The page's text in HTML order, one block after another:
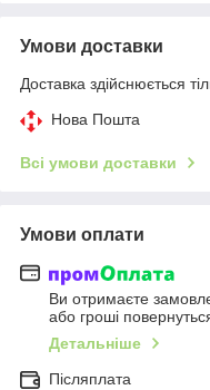
Умови доставки
Доставка здійснюється
Нова Пошта
Всі умови доставки
Умови оплати
Ви отримаєте
або гроші
Детальніше
Післяплата